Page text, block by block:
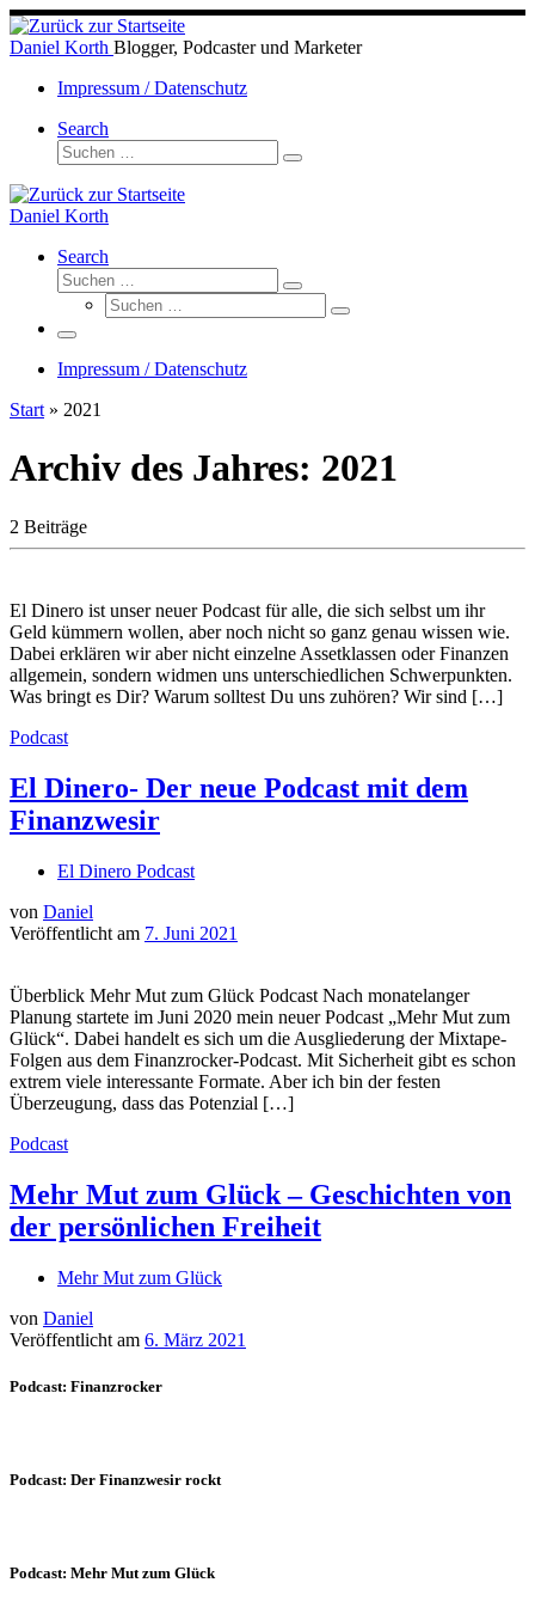
Zum
Inhalt
springen
Daniel Korth Blogger, Podcaster und Marketer
Impressum / Datenschutz
Search
Suche
Suchen …
Daniel Korth
Search
Suche
Suchen …
Suche
Suchen …
Menü
Impressum / Datenschutz
Start » 2021
Archiv des Jahres: 2021
2 Beiträge
El Dinero ist unser neuer Podcast für alle, die sich selbst um ihr
Geld kümmern wollen, aber noch nicht so ganz genau wissen wie.
Dabei erklären wir aber nicht einzelne Assetklassen oder Finanzen
allgemein, sondern widmen uns unterschiedlichen Schwerpunkten.
Was bringt es Dir? Warum solltest Du uns zuhören? Wir sind […]
Podcast
El Dinero- Der neue Podcast mit dem
Finanzwesir
El Dinero Podcast
von Daniel
Veröffentlicht am 7. Juni 2021
Überblick Mehr Mut zum Glück Podcast Nach monatelanger
Planung startete im Juni 2020 mein neuer Podcast „Mehr Mut zum
Glück“. Dabei handelt es sich um die Ausgliederung der Mixtape-
Folgen aus dem Finanzrocker-Podcast. Mit Sicherheit gibt es schon
extrem viele interessante Formate. Aber ich bin der festen
Überzeugung, dass das Potenzial […]
Podcast
Mehr Mut zum Glück – Geschichten von
der persönlichen Freiheit
Mehr Mut zum Glück
von Daniel
Veröffentlicht am 6. März 2021
Podcast: Finanzrocker
Podcast: Der Finanzwesir rockt
Podcast: Mehr Mut zum Glück